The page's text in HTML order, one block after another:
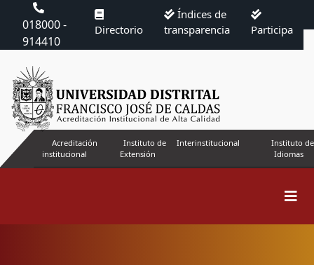
018000 -
914410
Directorio
Índices de
transparencia
Participa
Acreditación
institucional
Instituto de
Extensión
Interinstitucional
Instituto de
Idiomas